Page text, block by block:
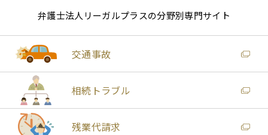
弁護士法人リーガルプラスの分野別専門サイト
交通事故
相続トラブル
残業代請求